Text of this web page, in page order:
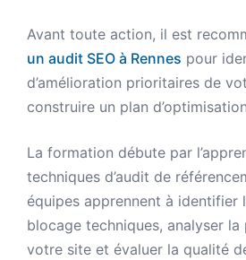
Avant toute action, il est
un audit SEO à Rennes pour
d’amélioration prioritaires de
construire un plan
La formation débute par
techniques d’audit de
équipes apprennent à identifier
blocage techniques, analyser
votre site et évaluer la qualité